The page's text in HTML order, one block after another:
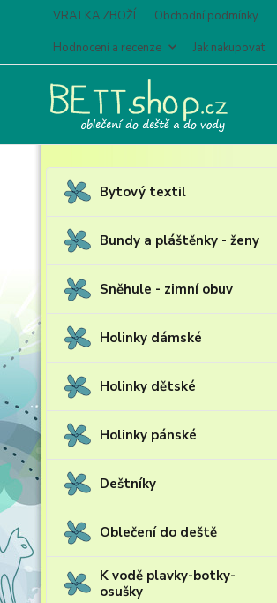
VRATKA ZBOŽÍ Obchodní podmínky
Hodnocení a recenze
Jak nakupovat
Bytový textil
Bundy a pláštěnky - ženy
Sněhule - zimní obuv
Holinky dámské
Holinky dětské
Holinky pánské
Deštníky
Oblečení do deště
K vodě plavky-botky-
osušky